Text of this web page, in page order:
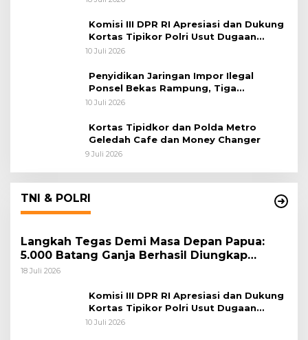
Komisi III DPR RI Apresiasi dan Dukung
Kortas Tipikor Polri Usut Dugaan
Korupsi Batu Bara
10 Juli 2026
Penyidikan Jaringan Impor Ilegal
Ponsel Bekas Rampung, Tiga
Tersangka Sudah P-21 dan Satu Buron
10 Juli 2026
Kortas Tipidkor dan Polda Metro
Geledah Cafe dan Money Changer
9 Juli 2026
TNI & POLRI
Langkah Tegas Demi Masa Depan Papua:
5.000 Batang Ganja Berhasil Diungkap
Koops TNI Habema
18 Juli 2026
Komisi III DPR RI Apresiasi dan Dukung
Kortas Tipikor Polri Usut Dugaan
Korupsi Batu Bara
10 Juli 2026